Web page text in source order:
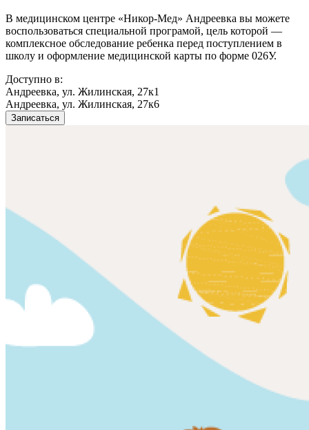
В медицинском центре «Никор-Мед» Андреевка вы можете
воспользоваться специальной програмой, цель которой —
комплексное обследование ребенка перед поступлением в
школу и оформление медицинской карты по форме 026У.
Доступно в:
Андреевка, ул. Жилинская, 27к1
Андреевка, ул. Жилинская, 27к6
Записаться